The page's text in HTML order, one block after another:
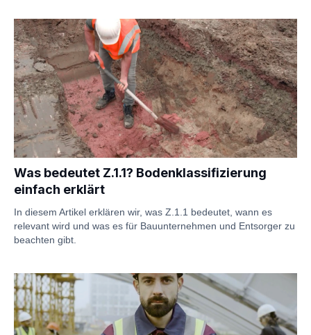
Was bedeutet Z.1.1? Bodenklassifizierung
einfach erklärt
In diesem Artikel erklären wir, was Z.1.1 bedeutet, wann es
relevant wird und was es für Bauunternehmen und Entsorger zu
beachten gibt.